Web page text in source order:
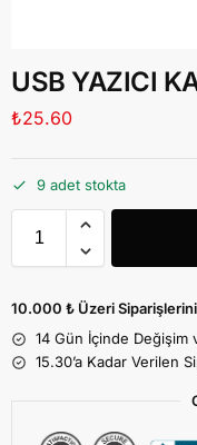
USB YAZICI
₺25.60
9 adet stokta
10.000 ₺ Üzeri
14 Gün İçinde Değişim
15.30’a Kadar Verilen